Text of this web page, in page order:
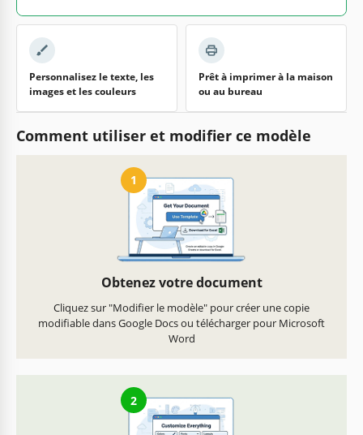
Personnalisez le texte, les
images et les couleurs
Prêt à imprimer à la maison
ou au bureau
Comment utiliser et modifier ce modèle
1
Obtenez votre document
Cliquez sur "Modifier le modèle" pour créer une copie
modifiable dans Google Docs ou télécharger pour Microsoft
Word
2